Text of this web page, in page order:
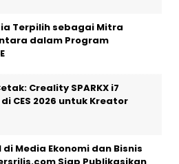
Terpilih sebagai Mitra
dalam Program
Creality SPARKX i7
CES 2026 untuk Kreator
Media Ekonomi dan Bisnis